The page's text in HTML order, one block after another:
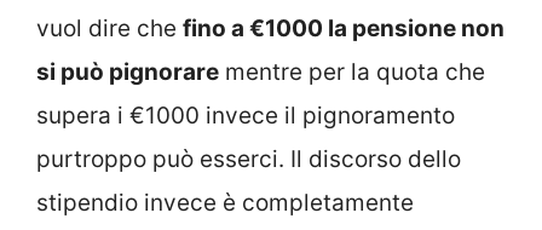
vuol dire che fino a €1000 la pensione non
si può pignorare mentre per la quota che
supera i €1000 invece il pignoramento
purtroppo può esserci. Il discorso dello
stipendio invece è completamente